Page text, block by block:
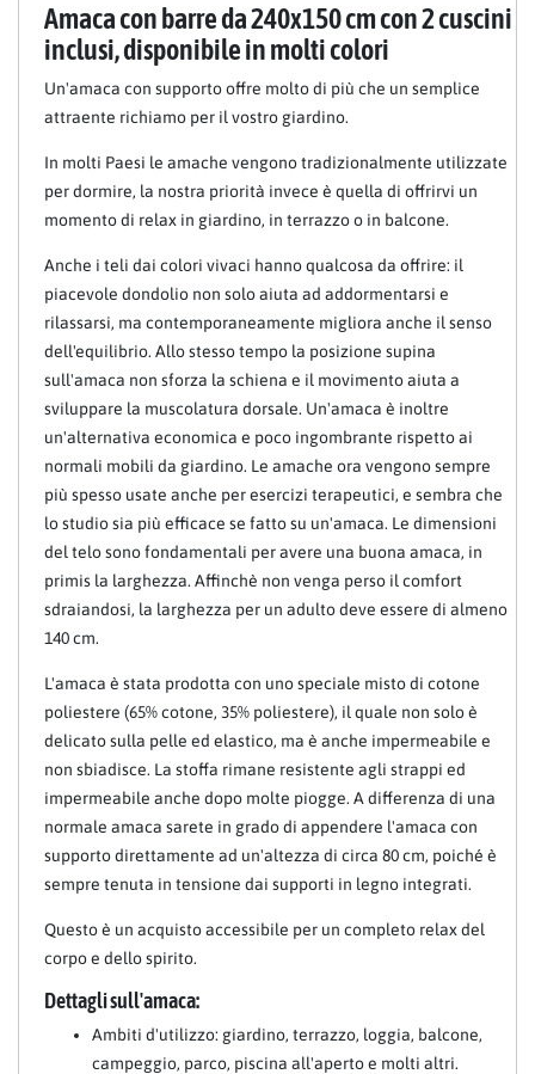
Amaca con barre da 240x150 cm con 2 cuscini
inclusi, disponibile in molti colori
Un'amaca con supporto offre molto di più che un semplice
attraente richiamo per il vostro giardino.
In molti Paesi le amache vengono tradizionalmente utilizzate
per dormire, la nostra priorità invece è quella di offrirvi un
momento di relax in giardino, in terrazzo o in balcone.
Anche i teli dai colori vivaci hanno qualcosa da offrire: il
piacevole dondolio non solo aiuta ad addormentarsi e
rilassarsi, ma contemporaneamente migliora anche il senso
dell'equilibrio. Allo stesso tempo la posizione supina
sull'amaca non sforza la schiena e il movimento aiuta a
sviluppare la muscolatura dorsale. Un'amaca è inoltre
un'alternativa economica e poco ingombrante rispetto ai
normali mobili da giardino. Le amache ora vengono sempre
più spesso usate anche per esercizi terapeutici, e sembra che
lo studio sia più efficace se fatto su un'amaca. Le dimensioni
del telo sono fondamentali per avere una buona amaca, in
primis la larghezza. Affinchè non venga perso il comfort
sdraiandosi, la larghezza per un adulto deve essere di almeno
140 cm.
L'amaca è stata prodotta con uno speciale misto di cotone
poliestere (65% cotone, 35% poliestere), il quale non solo è
delicato sulla pelle ed elastico, ma è anche impermeabile e
non sbiadisce. La stoffa rimane resistente agli strappi ed
impermeabile anche dopo molte piogge. A differenza di una
normale amaca sarete in grado di appendere l'amaca con
supporto direttamente ad un'altezza di circa 80 cm, poiché è
sempre tenuta in tensione dai supporti in legno integrati.
Questo è un acquisto accessibile per un completo relax del
corpo e dello spirito.
Dettagli sull'amaca:
Ambiti d'utilizzo: giardino, terrazzo, loggia, balcone,
campeggio, parco, piscina all'aperto e molti altri.